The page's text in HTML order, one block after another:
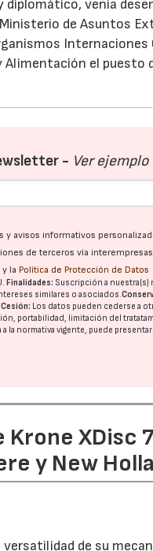
diplomático, venía
de Asuntos
Alimentación el
- Ver ejemplo
y avisos informativos
de terceros vía
y la Política de Protección de Datos
Finalidades: Suscripción a nuestra(s)
similares o asociados.
Cesión: Los datos pueden cederse a
portabilidad, limitación del
la normativa vigente, puede
Krone XDisc
y New
versatilidad de su